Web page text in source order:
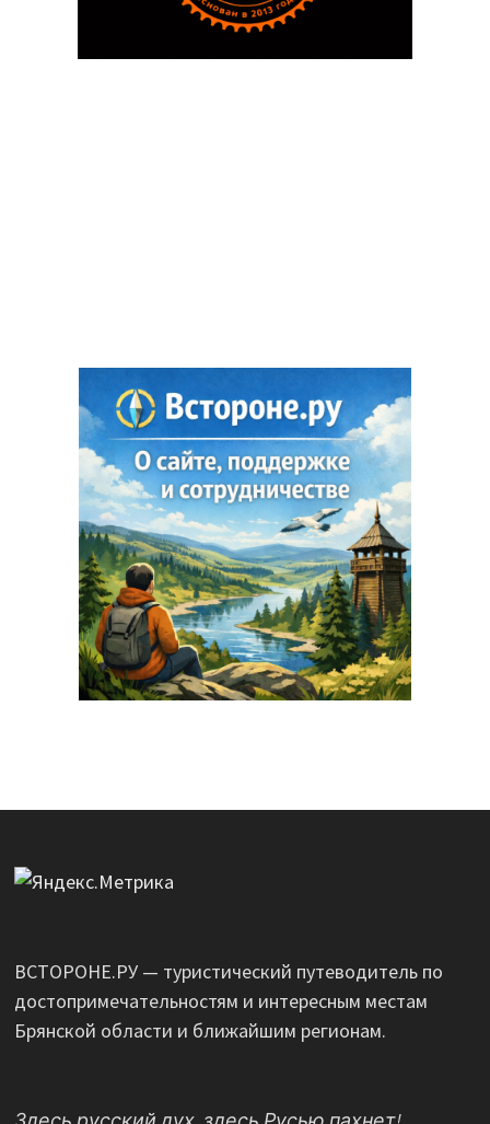
ВСТОРОНЕ.РУ — туристический путеводитель по
достопримечательностям и интересным местам
Брянской области и ближайшим регионам.